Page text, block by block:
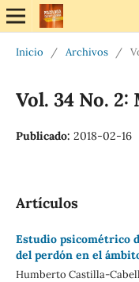
Inicio / Archivos /
Vol. 34 No. 2:
Publicado: 2018-02-16
Artículos
Estudio psicométrico
del perdón en el
Humberto Castilla-